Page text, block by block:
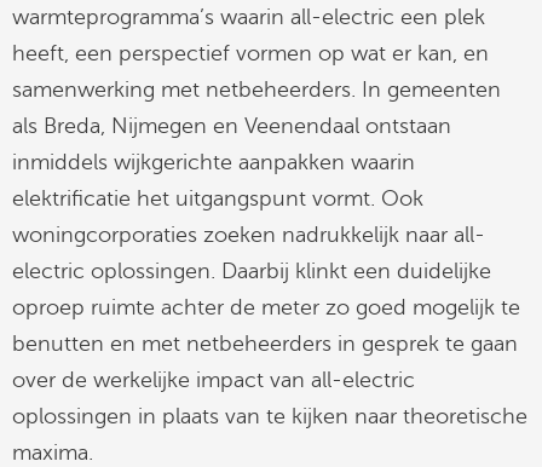
warmteprogramma’s waarin all-electric een plek
heeft, een perspectief vormen op wat er kan, en
samenwerking met netbeheerders. In gemeenten
als Breda, Nijmegen en Veenendaal ontstaan
inmiddels wijkgerichte aanpakken waarin
elektrificatie het uitgangspunt vormt. Ook
woningcorporaties zoeken nadrukkelijk naar all-
electric oplossingen. Daarbij klinkt een duidelijke
oproep ruimte achter de meter zo goed mogelijk te
benutten en met netbeheerders in gesprek te gaan
over de werkelijke impact van all-electric
oplossingen in plaats van te kijken naar theoretische
maxima.